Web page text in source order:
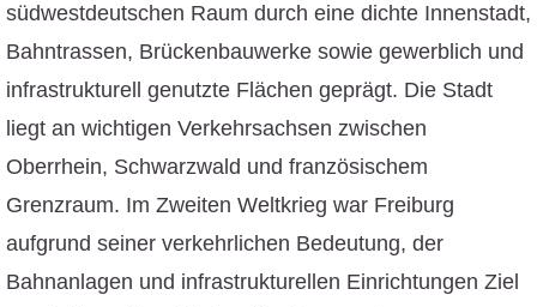
südwestdeutschen Raum durch eine dichte Innenstadt,
Bahntrassen, Brückenbauwerke sowie gewerblich und
infrastrukturell genutzte Flächen geprägt. Die Stadt
liegt an wichtigen Verkehrsachsen zwischen
Oberrhein, Schwarzwald und französischem
Grenzraum. Im Zweiten Weltkrieg war Freiburg
aufgrund seiner verkehrlichen Bedeutung, der
Bahnanlagen und infrastrukturellen Einrichtungen Ziel